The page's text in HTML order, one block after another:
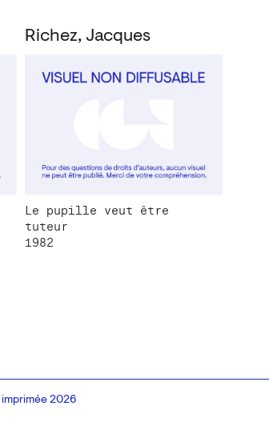
Richez, Jacques
Le pupille veut être
tuteur
1982
2026